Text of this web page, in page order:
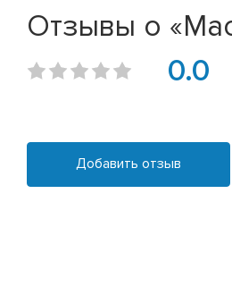
Отзывы о
0.0
Добавить отзыв